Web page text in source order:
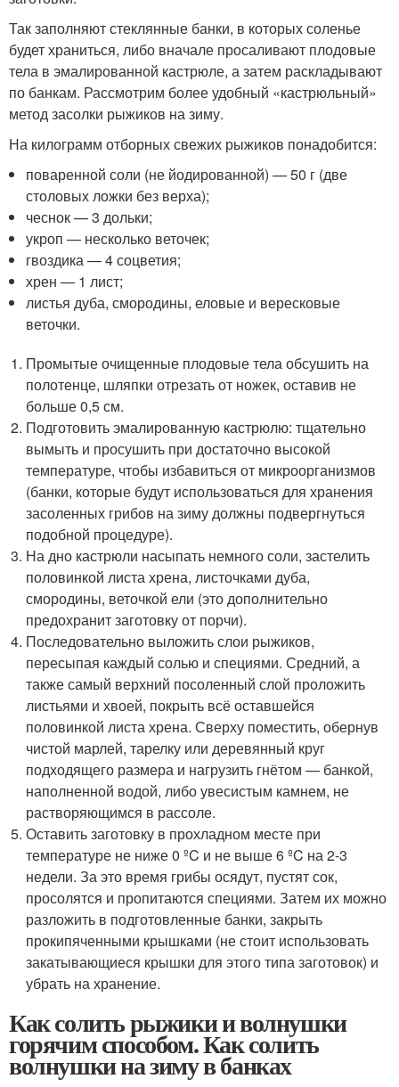
Так заполняют стеклянные банки, в которых соленье
будет храниться, либо вначале просаливают плодовые
тела в эмалированной кастрюле, а затем раскладывают
по банкам. Рассмотрим более удобный «кастрюльный»
метод засолки рыжиков на зиму.
На килограмм отборных свежих рыжиков понадобится:
поваренной соли (не йодированной) — 50 г (две
столовых ложки без верха);
чеснок — 3 дольки;
укроп — несколько веточек;
гвоздика — 4 соцветия;
хрен — 1 лист;
листья дуба, смородины, еловые и вересковые
веточки.
Промытые очищенные плодовые тела обсушить на
полотенце, шляпки отрезать от ножек, оставив не
больше 0,5 см.
Подготовить эмалированную кастрюлю: тщательно
вымыть и просушить при достаточно высокой
температуре, чтобы избавиться от микроорганизмов
(банки, которые будут использоваться для хранения
засоленных грибов на зиму должны подвергнуться
подобной процедуре).
На дно кастрюли насыпать немного соли, застелить
половинкой листа хрена, листочками дуба,
смородины, веточкой ели (это дополнительно
предохранит заготовку от порчи).
Последовательно выложить слои рыжиков,
пересыпая каждый солью и специями. Средний, а
также самый верхний посоленный слой проложить
листьями и хвоей, покрыть всё оставшейся
половинкой листа хрена. Сверху поместить, обернув
чистой марлей, тарелку или деревянный круг
подходящего размера и нагрузить гнётом — банкой,
наполненной водой, либо увесистым камнем, не
растворяющимся в рассоле.
Оставить заготовку в прохладном месте при
температуре не ниже 0 ºC и не выше 6 ºC на 2-3
недели. За это время грибы осядут, пустят сок,
просолятся и пропитаются специями. Затем их можно
разложить в подготовленные банки, закрыть
прокипяченными крышками (не стоит использовать
закатывающиеся крышки для этого типа заготовок) и
убрать на хранение.
Как солить рыжики и волнушки
горячим способом. Как солить
волнушки на зиму в банках